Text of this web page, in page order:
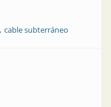
cable subterráneo